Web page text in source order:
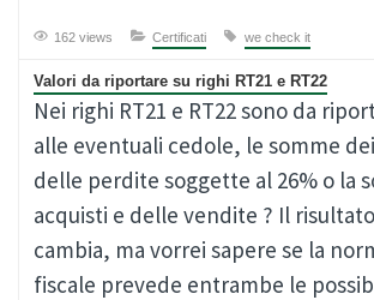
162 views Certificati we check it
Valori da riportare su righi RT21 e RT22
Nei righi RT21 e RT22 sono da
alle eventuali cedole, le somme
delle perdite soggette al 26% o la
acquisti e delle vendite ? Il
cambia, ma vorrei sapere se la
fiscale prevede entrambe le